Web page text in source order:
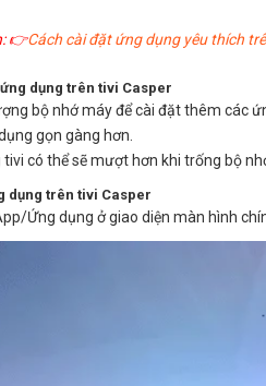
👉Cách cài đặt ứng dụng yêu thích
dụng trên tivi Casper
bộ nhớ máy để cài đặt thêm các
gọn gàng hơn.
có thể sẽ mượt hơn khi trống bộ
dụng trên tivi Casper
Ứng dụng ở giao diện màn hình